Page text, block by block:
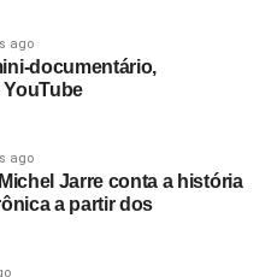
aí Thom soltando a voz
Pritchard, e o trailer do
um podcast sobre o
ouve
ago
documentário,
YouTube
ago
Jarre conta a história
a partir dos